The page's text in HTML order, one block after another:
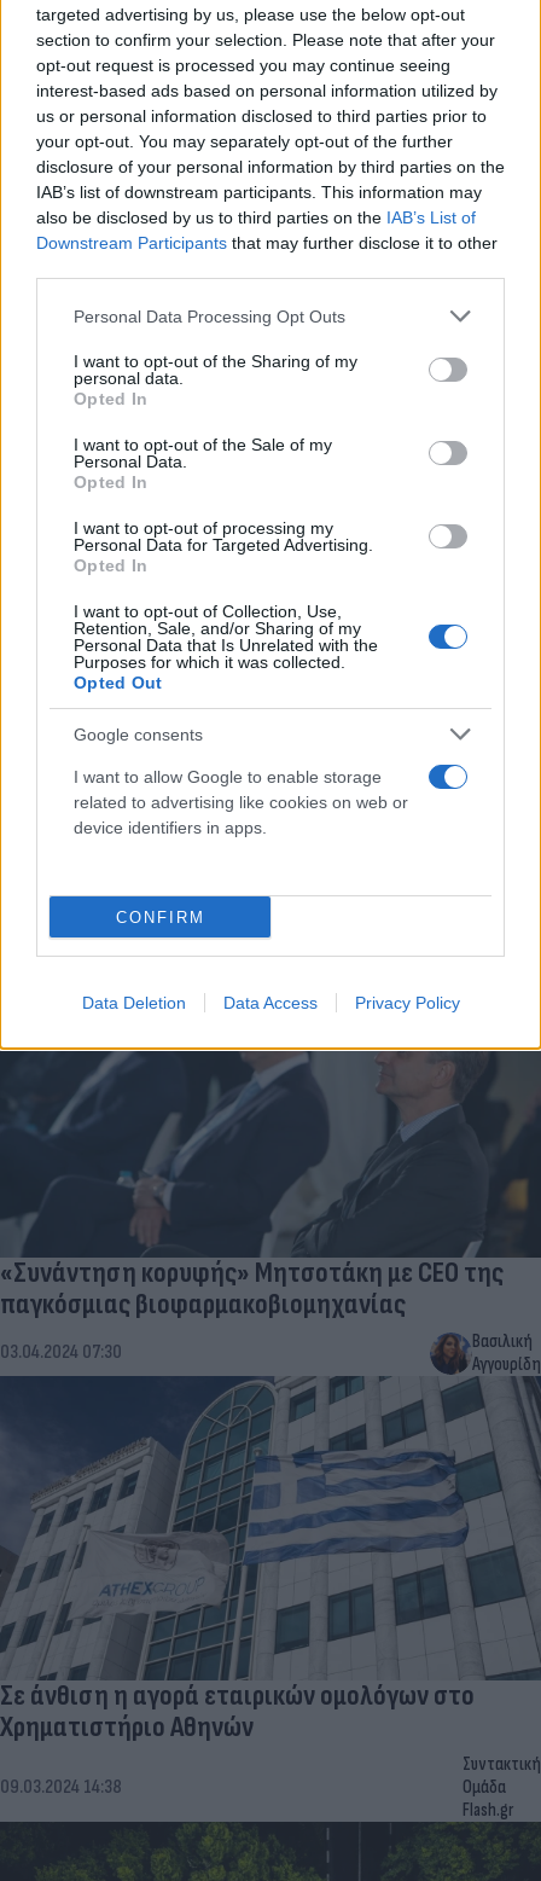
targeted advertising by us, please use the below opt-out
section to confirm your selection. Please note that after your
opt-out request is processed you may continue seeing
interest-based ads based on personal information utilized by
us or personal information disclosed to third parties prior to
your opt-out. You may separately opt-out of the further
disclosure of your personal information by third parties on the
IAB’s list of downstream participants. This information may
also be disclosed by us to third parties on the IAB’s List of
Downstream Participants that may further disclose it to other
Please note that this website/app uses one or more Google
not limited to your visit or usage behaviour. You may click to
grant or deny consent to Google and its third-party tags to
use your data for below specified purposes in below Google
consent section.
Personal Data Processing Opt Outs
I want to opt-out of the Sharing of my
personal data.
Opted In
I want to opt-out of the Sale of my
Personal Data.
Opted In
I want to opt-out of processing my
Personal Data for Targeted Advertising.
Opted In
I want to opt-out of Collection, Use,
Retention, Sale, and/or Sharing of my
Personal Data that Is Unrelated with the
Purposes for which it was collected.
Opted Out
Google consents
I want to allow Google to enable storage
related to advertising like cookies on web or
device identifiers in apps.
CONFIRM
Data Deletion Data Access Privacy Policy
28.04.2024 12:24
Συντακτική
Ομάδα
Αλλαγές στο Διοικητικό Συμβούλιο του ΣΦΕΕ -
Ποια είναι τα νέα πρόσωπα
19.04.2024 17:00
04.04.2024 07:45
«Συνάντηση κορυφής» Μητσοτάκη με CEO της
παγκόσμιας βιοφαρμακοβιομηχανίας
03.04.2024 07:30
Βασιλική
Αγγουρίδη
Σε άνθιση η αγορά εταιρικών ομολόγων στο
Χρηματιστήριο Αθηνών
09.03.2024 14:38
Συντακτική
Ομάδα
Flash.gr